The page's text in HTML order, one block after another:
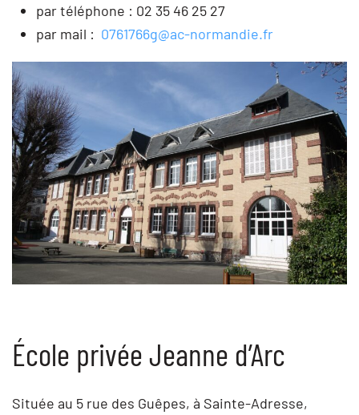
par téléphone : 02 35 46 25 27
par mail : 0761766g@ac-normandie.fr
École privée Jeanne d’Arc
Située au 5 rue des Guêpes, à Sainte-Adresse,